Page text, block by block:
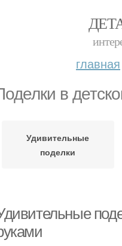
главная
в
Удивительные
поделки